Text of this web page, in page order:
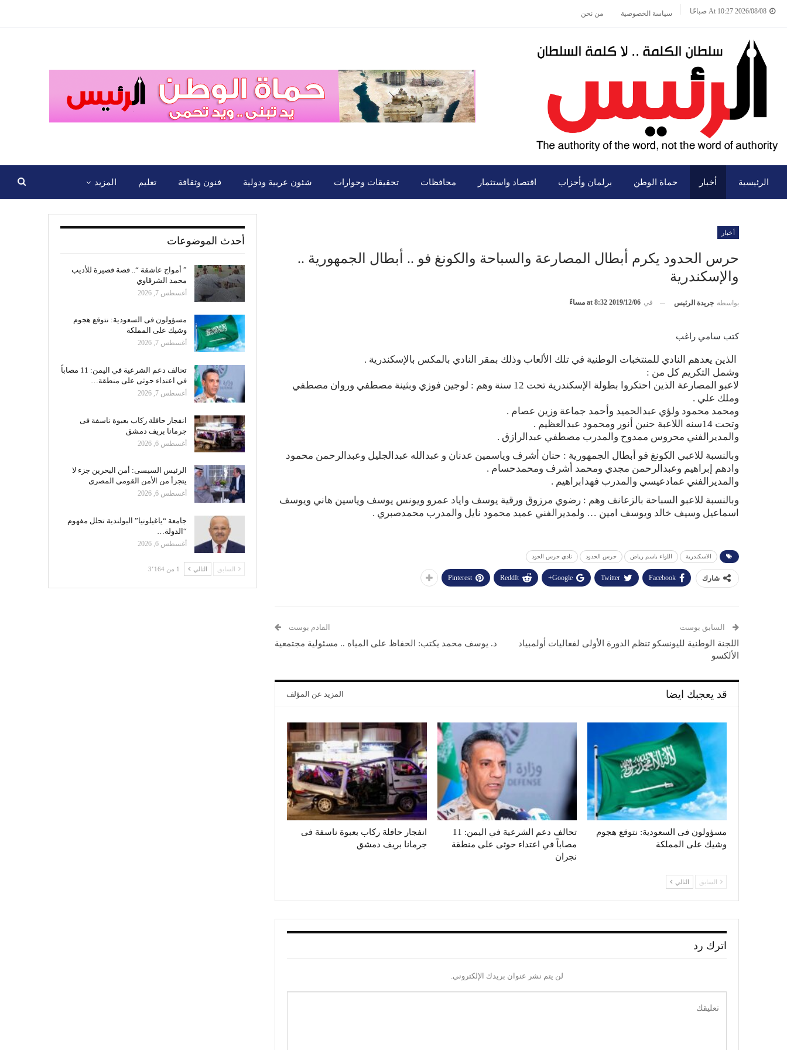
2026/08/08 At 10:27 صباحًا سياسة الخصوصية من نحن
الرئيسية أخبار حماة الوطن برلمان وأحزاب اقتصاد واستثمار محافظات تحقيقات وحوارات شئون عربية ودولية فنون وثقافة تعليم المزيد
أخبار
حرس الحدود يكرم أبطال المصارعة والسباحة والكونغ فو .. أبطال الجمهورية ..
والإسكندرية
بواسطة جريدة الرئيس في 2019/12/06 at 8:32 مساءً
كتب سامي راغب
الذين يعدهم النادي للمنتخبات الوطنية في تلك الألعاب وذلك بمقر النادي بالمكس بالإسكندرية .
وشمل التكريم كل من :
لاعبو المصارعة الذين احتكروا بطولة الإسكندرية تحت 12 سنة وهم : لوجين فوزي وبثينة مصطفي وروان مصطفي
وملك علي .
ومحمد محمود ولؤي عبدالحميد وأحمد جماعة وزين عصام .
وتحت 14سنه اللاعبة حنين أنور ومحمود عبدالعظيم .
والمديرالفني محروس ممدوح والمدرب مصطفي عبدالرازق .
وبالنسبة للاعبي الكونغ فو أبطال الجمهورية : حنان أشرف وياسمين عدنان و عبدالله عبدالجليل وعبدالرحمن محمود
وادهم إبراهيم وعبدالرحمن مجدي ومحمد أشرف ومحمدحسام .
والمديرالفني عمادعيسي والمدرب فهدابراهيم .
وبالنسبة للاعبو السباحة بالزعانف وهم : رضوي مرزوق ورقية يوسف واياد عمرو ويونس يوسف وياسين هاني ويوسف
اسماعيل وسيف خالد ويوسف امين … ولمديرالفني عميد محمود نايل والمدرب محمدصبري .
الاسكندرية اللواء باسم رياض حرس الحدود نادي حرس الحود
شارك Facebook
Twitter
Google+
ReddIt
Pinterest
السابق بوست
اللجنة الوطنية لليونسكو تنظم الدورة الأولى لفعاليات أولمبياد
الألكسو
القادم بوست
د. يوسف محمد يكتب: الحفاظ على المياه .. مسئولية مجتمعية
قد يعجبك ايضا المزيد عن المؤلف
مسؤولون فى السعودية: نتوقع هجوم
وشيك على المملكة
تحالف دعم الشرعية في اليمن: 11
مصاباً في اعتداء حوثى على منطقة
نجران
انفجار حافلة ركاب بعبوة ناسفة فى
جرمانا بريف دمشق
السابق التالي
اترك رد
لن يتم نشر عنوان بريدك الإلكتروني.
أحدث الموضوعات
” أمواج عاشقة “.. قصة قصيرة للأديب
محمد الشرقاوي
أغسطس 7, 2026
مسؤولون فى السعودية: نتوقع هجوم
وشيك على المملكة
أغسطس 7, 2026
تحالف دعم الشرعية في اليمن: 11 مصاباً
في اعتداء حوثى على منطقة…
أغسطس 7, 2026
انفجار حافلة ركاب بعبوة ناسفة فى
جرمانا بريف دمشق
أغسطس 6, 2026
الرئيس السيسى: أمن البحرين جزء لا
يتجزأ من الأمن القومى المصرى
أغسطس 6, 2026
جامعة “ياغيلونيا” البولندية تحلل مفهوم
“الدولة…
أغسطس 6, 2026
السابق التالي 1 من 3٬164